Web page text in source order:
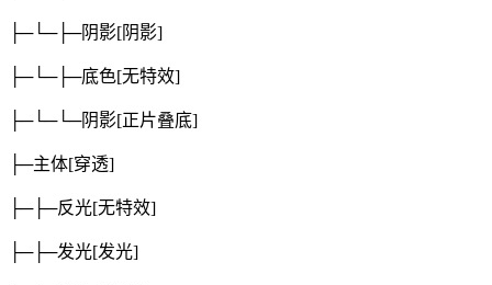
├─└─├─阴影[阴影]
├─└─├─底色[无特效]
├─└─└─阴影[正片叠底]
├─主体[穿透]
├─├─反光[无特效]
├─├─发光[发光]